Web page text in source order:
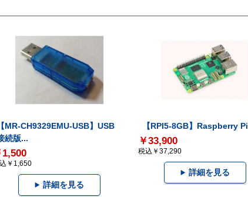
【MR-CH9329EMU-USB】USB
続版...
1,500
￥1,650
詳細を見る
【RPI5-8GB】Raspberry
￥33,900
税込￥37,290
詳細を見る